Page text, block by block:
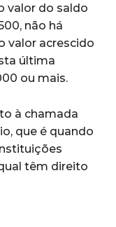
valor do saldo
não há
valor acrescido
última
ou mais.
à chamada
que é quando
têm direito